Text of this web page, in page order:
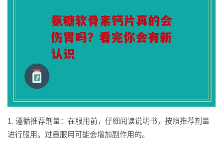
1. 遵循推荐剂量：在服用前，仔细阅读说明书，按照推荐剂量
进行服用。过量服用可能会增加副作用的。